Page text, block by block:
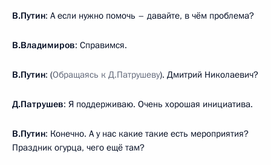
В.Путин: А если нужно помочь – давайте, в чём проблема?
В.Владимиров: Справимся.
В.Путин: (Обращаясь к Д.Патрушеву). Дмитрий Николаевич?
Д.Патрушев: Я поддерживаю. Очень хорошая инициатива.
В.Путин: Конечно. А у нас какие такие есть мероприятия?
Праздник огурца, чего ещё там?